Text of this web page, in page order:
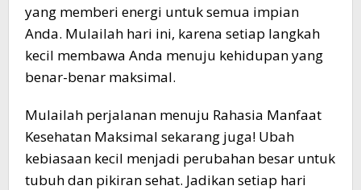
yang memberi energi untuk semua impian
Anda. Mulailah hari ini, karena setiap langkah
kecil membawa Anda menuju kehidupan yang
benar-benar maksimal.
Mulailah perjalanan menuju Rahasia Manfaat
Kesehatan Maksimal sekarang juga! Ubah
kebiasaan kecil menjadi perubahan besar untuk
tubuh dan pikiran sehat. Jadikan setiap hari